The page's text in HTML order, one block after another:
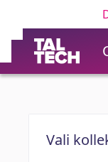
Vali